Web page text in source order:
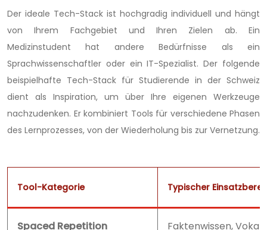
Der ideale Tech-Stack ist hochgradig individuell und hängt
von Ihrem Fachgebiet und Ihren Zielen ab. Ein
Medizinstudent hat andere Bedürfnisse als ein
Sprachwissenschaftler oder ein IT-Spezialist. Der folgende
beispielhafte Tech-Stack für Studierende in der Schweiz
dient als Inspiration, um über Ihre eigenen Werkzeuge
nachzudenken. Er kombiniert Tools für verschiedene Phasen
des Lernprozesses, von der Wiederholung bis zur Vernetzung.
Tool-Kategorie Typischer
Spaced Repetition Faktenwissen,